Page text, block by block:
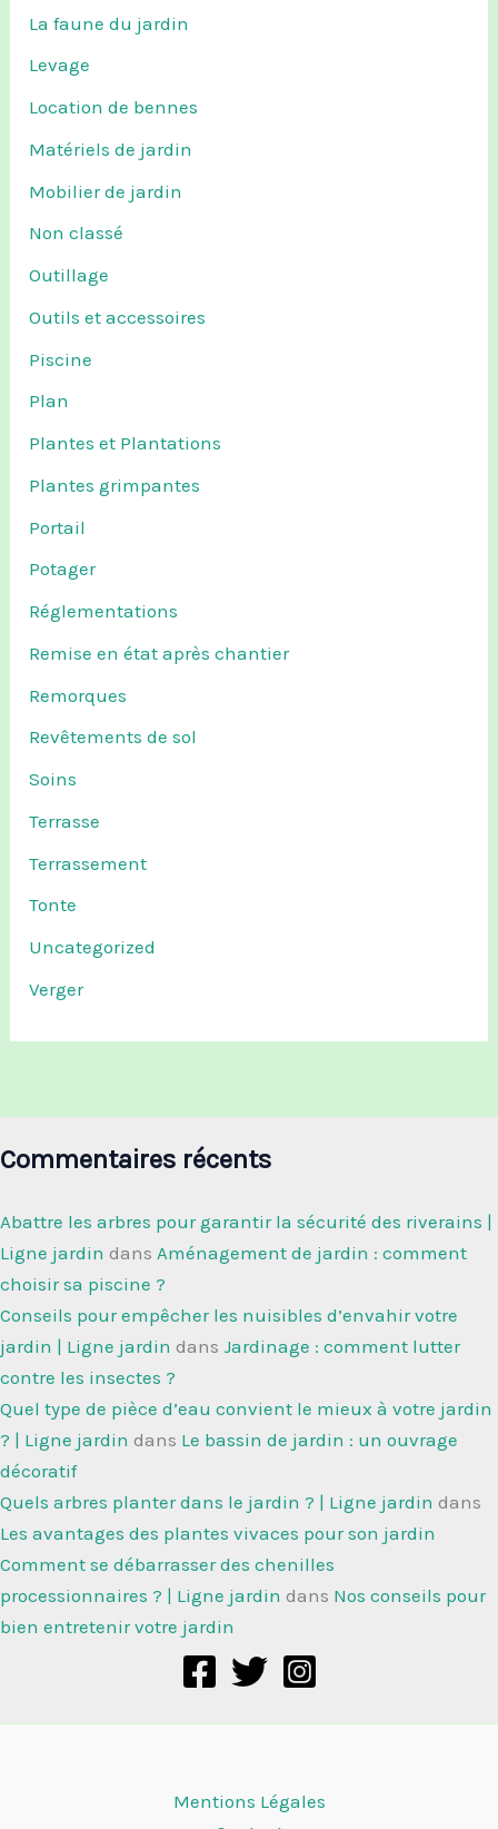
La faune du jardin
Levage
Location de bennes
Matériels de jardin
Mobilier de jardin
Non classé
Outillage
Outils et accessoires
Piscine
Plan
Plantes et Plantations
Plantes grimpantes
Portail
Potager
Réglementations
Remise en état après chantier
Remorques
Revêtements de sol
Soins
Terrasse
Terrassement
Tonte
Uncategorized
Verger
Commentaires récents
Abattre les arbres pour garantir la sécurité des riverains |
Ligne jardin dans Aménagement de jardin : comment
choisir sa piscine ?
Conseils pour empêcher les nuisibles d’envahir votre
jardin | Ligne jardin dans Jardinage : comment lutter
contre les insectes ?
Quel type de pièce d’eau convient le mieux à votre jardin
? | Ligne jardin dans Le bassin de jardin : un ouvrage
décoratif
Quels arbres planter dans le jardin ? | Ligne jardin dans
Les avantages des plantes vivaces pour son jardin
Comment se débarrasser des chenilles
processionnaires ? | Ligne jardin dans Nos conseils pour
bien entretenir votre jardin
Mentions Légales